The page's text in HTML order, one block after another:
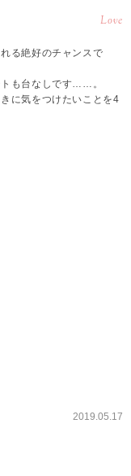
Love
る絶好のチャンスで
トも台なしです……。
に気をつけたいことを4
2019.05.17